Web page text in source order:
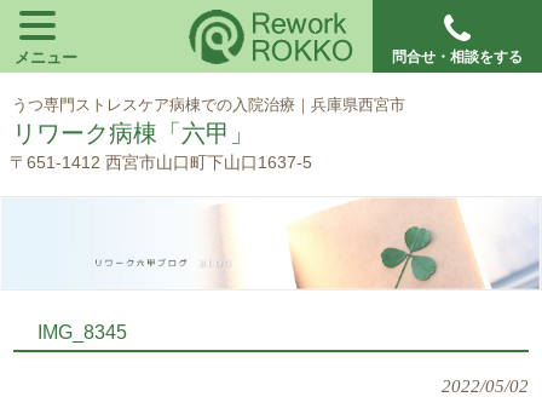
うつ専門ストレスケア病棟での入院治療｜兵庫県西宮市
リワーク病棟「六甲」
〒651-1412 西宮市山口町下山口1637-5
問合せ・相談をする
IMG_8345
2022/05/02
メニュー